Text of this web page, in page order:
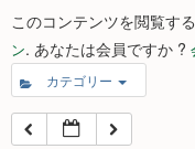
このコンテンツを閲覧す
ン. あなたは会員ですか ?
カテゴリー